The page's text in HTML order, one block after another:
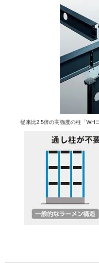
従来比2.5倍の高強度の柱「WH